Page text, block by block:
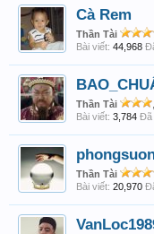
Cà Rem
Thần Tài
Bài viết: 44,968
Thần Tài
Bài viết: 3,784 Đã
Thần Tài
Bài viết: 20,970